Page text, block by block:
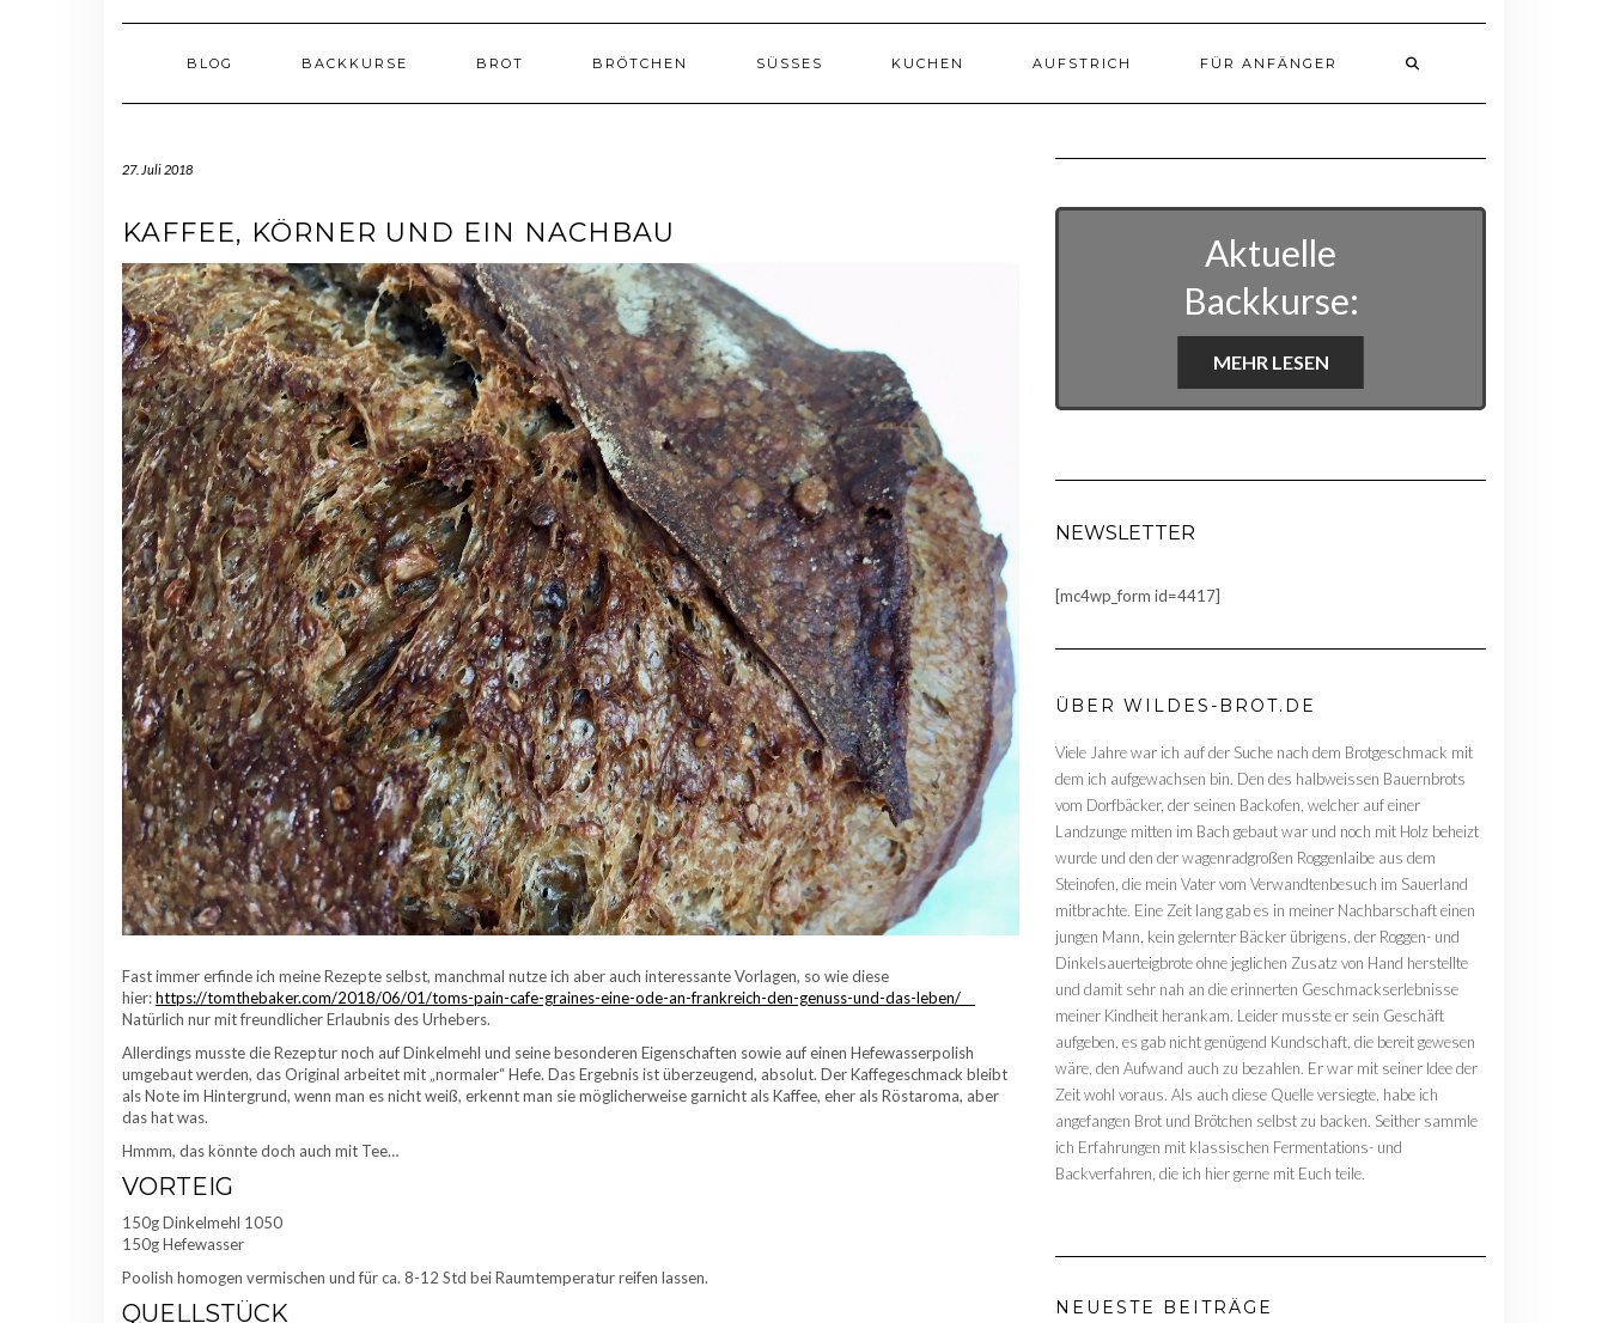
BLOG BACKKURSE BROT BRÖTCHEN SÜSSES KUCHEN AUFSTRICH FÜR ANFÄNGER
27. Juli 2018
KAFFEE, KÖRNER UND EIN NACHBAU
Fast immer erfinde ich meine Rezepte selbst, manchmal nutze ich aber auch interessante Vorlagen, so wie diese
hier:https://tomthebaker.com/2018/06/01/toms-pain-cafe-graines-eine-ode-an-frankreich-den-genuss-und-das-leben/
Natürlich nur mit freundlicher Erlaubnis des Urhebers.
Allerdings musste die Rezeptur noch auf Dinkelmehl und seine besonderen Eigenschaften sowie auf einen Hefewasserpolish
umgebaut werden, das Original arbeitet mit „normaler“ Hefe. Das Ergebnis ist überzeugend, absolut. Der Kaffegeschmack bleibt
als Note im Hintergrund, wenn man es nicht weiß, erkennt man sie möglicherweise garnicht als Kaffee, eher als Röstaroma, aber
das hat was.
Hmmm, das könnte doch auch mit Tee…
VORTEIG
150g Dinkelmehl 1050
150g Hefewasser
Poolish homogen vermischen und für ca. 8-12 Std bei Raumtemperatur reifen lassen.
QUELLSTÜCK
Aktuelle
Backkurse:
MEHR LESEN
NEWSLETTER
[mc4wp_form id=4417]
ÜBER WILDES-BROT.DE
Viele Jahre war ich auf der Suche nach dem Brotgeschmack mit
dem ich aufgewachsen bin. Den des halbweissen Bauernbrots
vom Dorfbäcker, der seinen Backofen, welcher auf einer
Landzunge mitten im Bach gebaut war und noch mit Holz beheizt
wurde und den der wagenradgroßen Roggenlaibe aus dem
Steinofen, die mein Vater vom Verwandtenbesuch im Sauerland
mitbrachte. Eine Zeit lang gab es in meiner Nachbarschaft einen
jungen Mann, kein gelernter Bäcker übrigens, der Roggen- und
Dinkelsauerteigbrote ohne jeglichen Zusatz von Hand herstellte
und damit sehr nah an die erinnerten Geschmackserlebnisse
meiner Kindheit herankam. Leider musste er sein Geschäft
aufgeben, es gab nicht genügend Kundschaft, die bereit gewesen
wäre, den Aufwand auch zu bezahlen. Er war mit seiner Idee der
Zeit wohl voraus. Als auch diese Quelle versiegte, habe ich
angefangen Brot und Brötchen selbst zu backen. Seither sammle
ich Erfahrungen mit klassischen Fermentations- und
Backverfahren, die ich hier gerne mit Euch teile.
NEUESTE BEITRÄGE